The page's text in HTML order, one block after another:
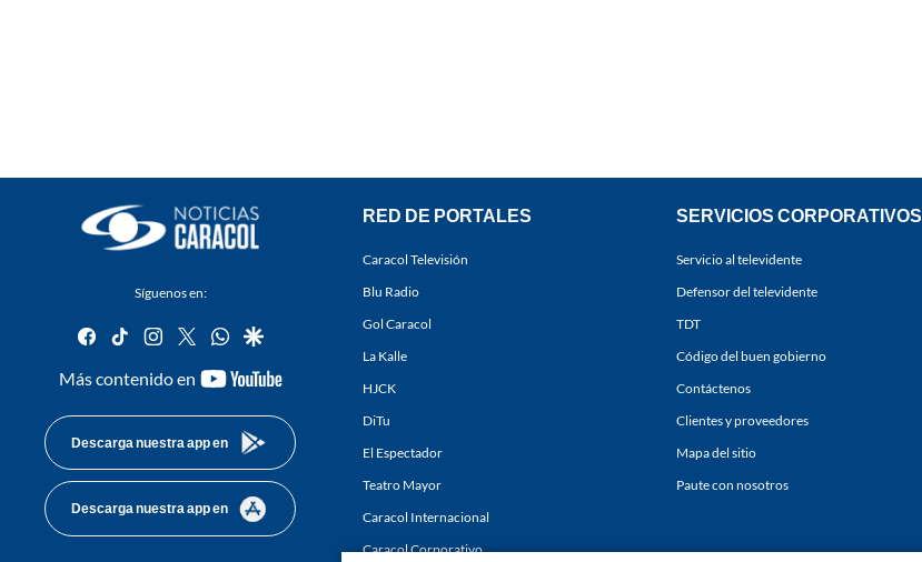
Síguenos en:
facebook
tiktok instagram
twitterwhatsapp
google
Más contenido en
youtube-
Descarga nuestra app en
Descarga nuestra app en
RED DE PORTALES
Caracol Televisión
Blu Radio
Gol Caracol
La Kalle
HJCK
DiTu
El Espectador
Teatro Mayor
Caracol Internacional
Caracol Corporativo
SERVICIOS CORPORATIVOS
Servicio al televidente
Defensor del televidente
TDT
Código del buen gobierno
Contáctenos
Clientes y proveedores
Mapa del sitio
Paute con nosotros